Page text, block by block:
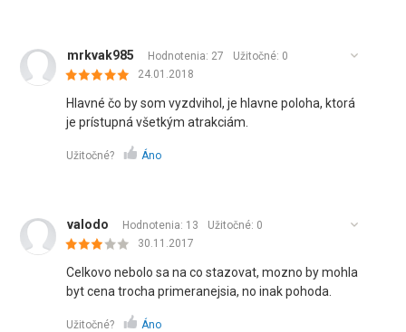
mrkvak985 Hodnotenia: 27 Užitočné: 0
24.01.2018
Hlavné čo by som vyzdvihol, je hlavne poloha, ktorá
je prístupná všetkým atrakciám.
Užitočné? Áno
valodo Hodnotenia: 13 Užitočné: 0
30.11.2017
Celkovo nebolo sa na co stazovat, mozno by mohla
byt cena trocha primeranejsia, no inak pohoda.
Užitočné? Áno